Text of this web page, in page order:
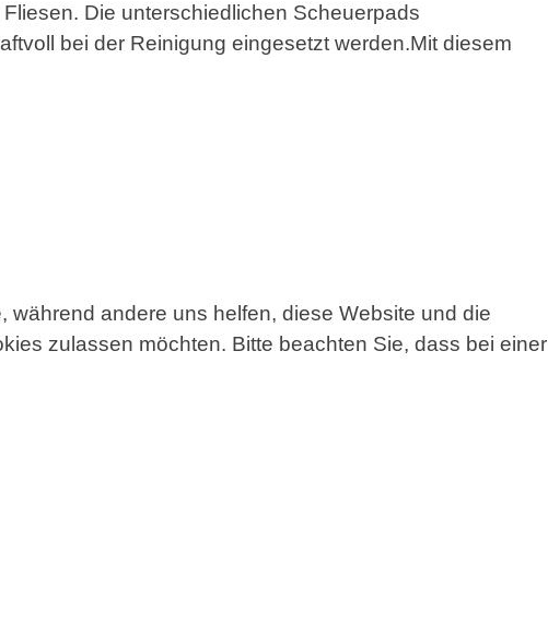
Die unterschiedlichen Scheuerpads
bei der Reinigung eingesetzt werden.Mit diesem
andere uns helfen, diese Website und die
zulassen möchten. Bitte beachten Sie, dass bei einer